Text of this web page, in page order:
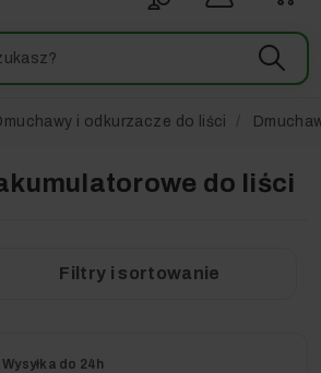
i odkurzacze do liści
do liści
Filtry i sortowanie
Wysyłka do 24h